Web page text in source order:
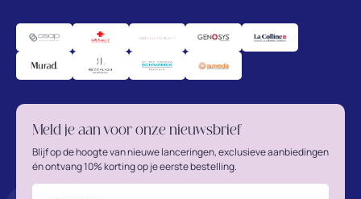
Meld je aan voor onze nieuwsbrief
Blijf op de hoogte van nieuwe lanceringen, exclusieve aanbiedingen
én ontvang 10% korting op je eerste bestelling.